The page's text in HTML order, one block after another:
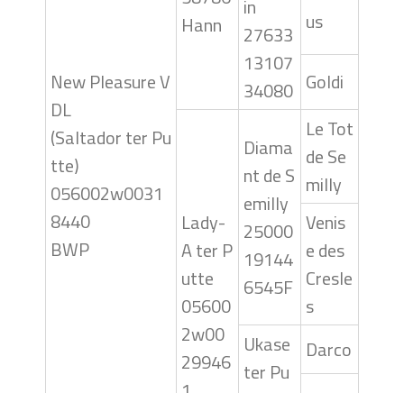
New Pleasure V
DL
(Saltador ter Pu
tte)
056002w0031
8440
BWP
Hann
in
27633
13107
34080
us
Goldi
Lady-
A ter P
utte
05600
2w00
29946
Diama
nt de S
emilly
25000
19144
6545F
Le Tot
de Se
milly
Venis
e des
Cresle
s
Ukase
ter Pu
Darco